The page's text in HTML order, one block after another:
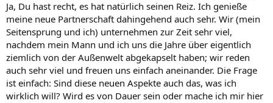
Ja, Du hast recht, es hat natürlich seinen Reiz. Ich genieße
meine neue Partnerschaft dahingehend auch sehr. Wir (mein
Seitensprung und ich) unternehmen zur Zeit sehr viel,
nachdem mein Mann und ich uns die Jahre über eigentlich
ziemlich von der Außenwelt abgekapselt haben; wir reden
auch sehr viel und freuen uns einfach aneinander. Die Frage
ist einfach: Sind diese neuen Aspekte auch das, was ich
wirklich will? Wird es von Dauer sein oder mache ich mir hier